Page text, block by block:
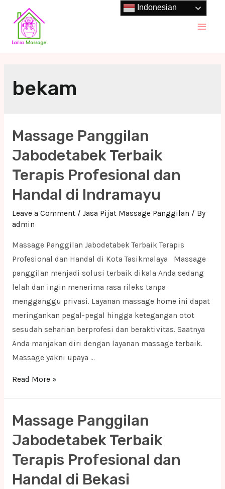
content
bekam
Massage Panggilan
Jabodetabek Terbaik
Terapis Profesional dan
Handal di Indramayu
Leave a Comment / Jasa Pijat Massage Panggilan / By
admin
Massage Panggilan Jabodetabek Terbaik Terapis
Profesional dan Handal di Kota Tasikmalaya Massage
panggilan menjadi solusi terbaik dikala Anda sedang
lelah dan ingin menerima rasa rileks tanpa
mengganggu privasi. Layanan massage home ini dapat
meringankan pegal-pegal hingga ketegangan otot
sesudah seharian berprofesi dan beraktivitas. Saatnya
Anda manjakan diri dengan layanan massage terbaik.
Massage yakni upaya …
Massage
Terbaik
Terapis
dan
Handal
Read More »
Massage Panggilan
Jabodetabek Terbaik
Terapis Profesional dan
Handal di Bekasi
Indonesian